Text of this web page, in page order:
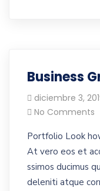
Business
diciembre 3,
No Comments
Portfolio Look
At vero eos et
ssimos ducimus
deleniti atque